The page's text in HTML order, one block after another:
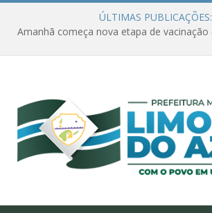
ÚLTIMAS PUBLICAÇÕES: